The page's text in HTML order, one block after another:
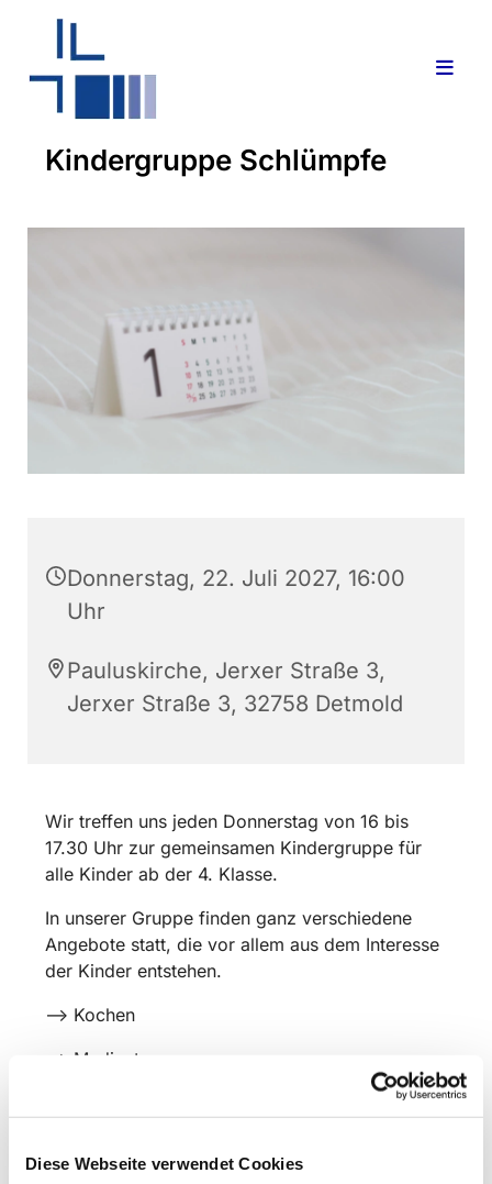
Diese Webseite verwendet Cookies
Kindergruppe Schlümpfe
Donnerstag, 22. Juli 2027, 16:00
Uhr
Pauluskirche, Jerxer Straße 3,
Jerxer Straße 3, 32758 Detmold
Wir treffen uns jeden Donnerstag von 16 bis
17.30 Uhr zur gemeinsamen Kindergruppe für
alle Kinder ab der 4. Klasse.
In unserer Gruppe finden ganz verschiedene
Angebote statt, die vor allem aus dem Interesse
der Kinder entstehen.
--> Kochen
--> Medientage